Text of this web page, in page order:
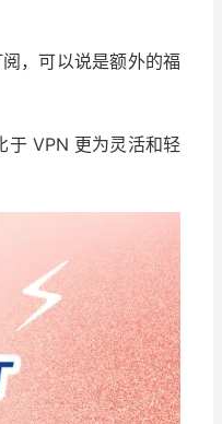
，可以说是额外的福
VPN 更为灵活和轻